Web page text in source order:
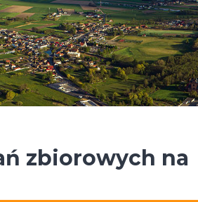
zbiorowych na